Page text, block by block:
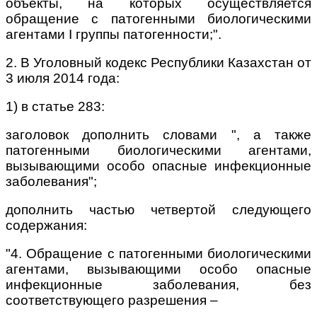
объекты, на которых осуществляется
обращение с патогенными биологическими
агентами I группы патогенности;".
2. В Уголовный кодекс Республики Казахстан от
3 июля 2014 года:
1) в статье 283:
заголовок дополнить словами ", а также
патогенными биологическими агентами,
вызывающими особо опасные инфекционные
заболевания";
дополнить частью четвертой следующего
содержания:
"4. Обращение с патогенными биологическими
агентами, вызывающими особо опасные
инфекционные заболевания, без
соответствующего разрешения –